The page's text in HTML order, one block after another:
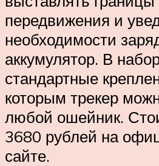
передвижения и
необходимости
аккумулятор. В
стандартные
которым трекер
любой ошейник.
3680 рублей на
сайте.